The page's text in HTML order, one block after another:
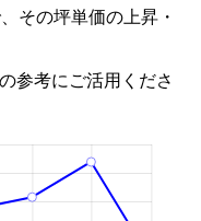
その坪単価の上昇・
参考にご活用くださ